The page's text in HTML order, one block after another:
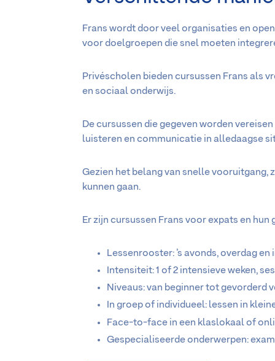
Frans wordt door veel organisaties en
voor doelgroepen die snel moeten
Privéscholen bieden cursussen Frans als
en sociaal onderwijs.
De cursussen die gegeven worden
luisteren en communicatie in alledaagse
Gezien het belang van snelle vooruitgang,
kunnen gaan.
Er zijn cursussen Frans voor expats en
Lessenrooster: ’s avonds, overdag en
Intensiteit: 1 of 2 intensieve weken,
Niveaus: van beginner tot gevorderd
In groep of individueel: lessen in
Face-to-face in een klaslokaal of
Gespecialiseerde onderwerpen: